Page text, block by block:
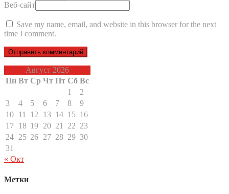
Веб-сайт
Save my name, email, and website in this browser for the next
time I comment.
Август 2026
Пн Вт Ср Чт Пт Сб Вс
1
2
3
4 5 6 7 8
9
10 11 12 13 14 15 16
17 18 19 20 21 22 23
24 25 26 27 28 29 30
31
« Окт
Метки